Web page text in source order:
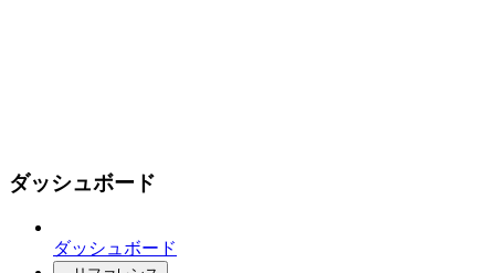
ダッシュボード
ダッシュボード